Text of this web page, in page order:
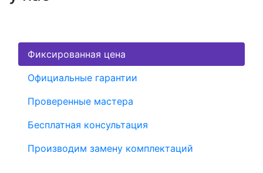
Фиксированная цена
Официальные гарантии
Проверенные мастера
Бесплатная консультация
Производим замену комплектаций